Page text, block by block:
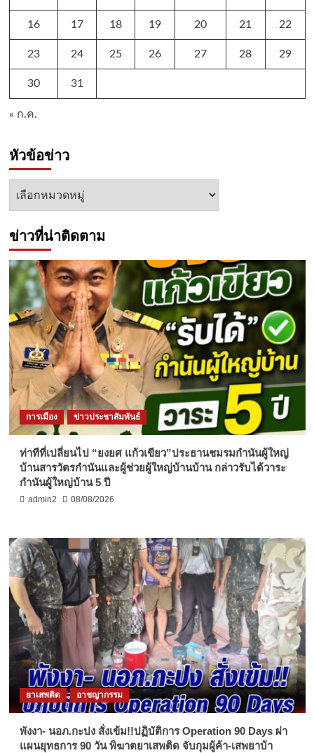
16 17 18 19 20 21 22
23 24 25 26 27 28 29
30 31
« ก.ค.
หัวข้อข่าว
หัวข้อ
ข่าวที่น่าติดตาม
การเมือง ข่าวประชาสัมพันธ์
ท่าทีที่เปลี่ยนไป “ยงยศ แก้วเขียว”ประธานชมรมกำนันผู้ใหญ่
บ้านสารวัตรกำนันและผู้ช่วยผู้ใหญ่บ้านบ้าน กล่าวรับได้วาระ
กำนันผู้ใหญ่บ้าน 5 ปี
admin2 08/08/2026
ยาเสพติด อาชญากรรม
พังงา- นอภ.กะปง สั่งเข้ม!!ปฏิบัติการ Operation 90 Days ผ่า
แผนยุทธการ 90 วัน พิฆาตยาเสพติด จับกุมผู้ค้า-เสพยาบ้า